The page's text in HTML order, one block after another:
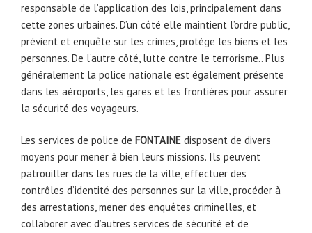
responsable de l’application des lois, principalement dans
cette zones urbaines. D’un côté elle maintient l’ordre public,
prévient et enquête sur les crimes, protège les biens et les
personnes. De l’autre côté, lutte contre le terrorisme.. Plus
généralement la police nationale est également présente
dans les aéroports, les gares et les frontières pour assurer
la sécurité des voyageurs.
Les services de police de FONTAINE disposent de divers
moyens pour mener à bien leurs missions. Ils peuvent
patrouiller dans les rues de la ville, effectuer des
contrôles d’identité des personnes sur la ville, procéder à
des arrestations, mener des enquêtes criminelles, et
collaborer avec d’autres services de sécurité et de